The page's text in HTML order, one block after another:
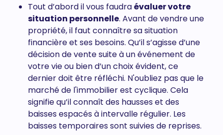
Tout d’abord il vous faudraévaluer votre
situation personnelle. Avant de vendre une
propriété, il faut connaître sa situation
financière et ses besoins. Qu’il s’agisse d’une
décision de vente suite à un événement de
votre vie ou bien d’un choix évident, ce
dernier doit être réfléchi. N'oubliez pas que le
marché de l'immobilier est cyclique. Cela
signifie qu’il connaît des hausses et des
baisses espacés à intervalle régulier. Les
baisses temporaires sont suivies de reprises.